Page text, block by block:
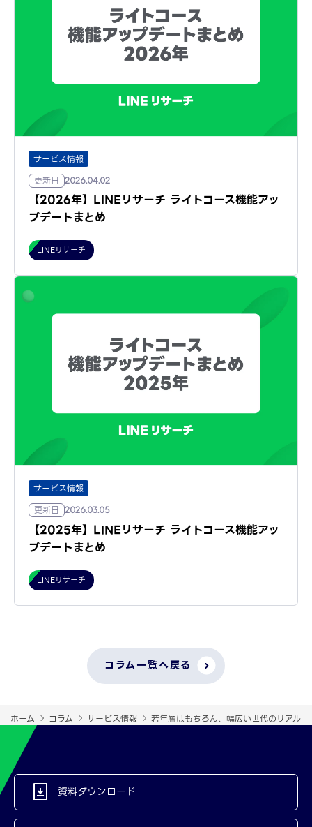
サービス情報
更新日
2026.04.02
【2026年】LINEリサーチ ライトコース機能アッ
プデートまとめ
LINEリサーチ
サービス情報
更新日
2026.03.05
【2025年】LINEリサーチ ライトコース機能アッ
プデートまとめ
LINEリサーチ
コラム一覧へ戻る
ホーム コラム サービス情報 若年層はもちろん、幅広い世代のリアル
資料ダウンロード